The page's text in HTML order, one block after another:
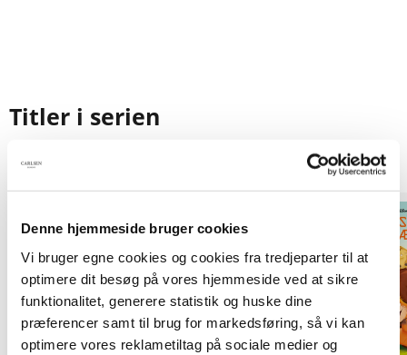
Denne hjemmeside bruger cookies
Vi bruger egne cookies og cookies fra tredjeparter til at
optimere dit besøg på vores hjemmeside ved at sikre
funktionalitet, generere statistik og huske dine
præferencer samt til brug for markedsføring, så vi kan
optimere vores reklametiltag på sociale medier og
Titler i serien